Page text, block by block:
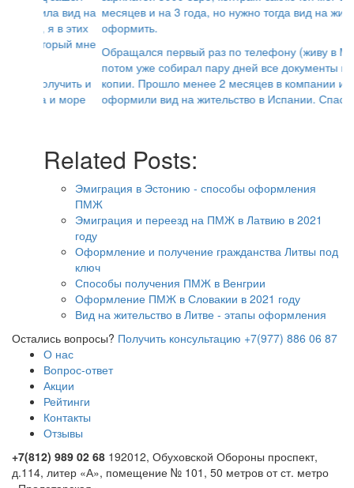
месяцев и на 3 года, но нужно тогда вид на жительство
оформить.
Обращался первый раз по телефону (живу в Москве),
потом уже собирал пару дней все документы и делал
копии. Прошло менее 2 месяцев в компании и мне
оформили вид на жительство в Испании. Спасибо.
Related Posts:
Эмиграция в Эстонию - способы оформления
ПМЖ
Эмиграция и переезд на ПМЖ в Латвию в 2021
году
Оформление и получение гражданства Литвы под
ключ
Способы получения ПМЖ в Венгрии
Оформление ПМЖ в Словакии в 2021 году
Вид на жительство в Литве - этапы оформления
Остались вопросы?Получить консультацию +7(977) 886 06 87
О нас
Вопрос-ответ
Акции
Рейтинги
Контакты
Отзывы
+7(812) 989 02 68
д.114, литер «А», помещение № 101, 50 метров от ст. метро
«Пролетарская»